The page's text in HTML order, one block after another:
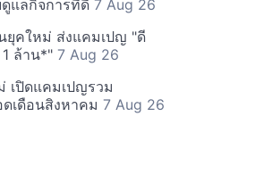
แลกิจการที่ดี 7 Aug 26
ยุคใหม่ ส่งแคมเปญ "ดี
ล้าน*" 7 Aug 26
เปิดแคมเปญรวม
เดือนสิงหาคม 7 Aug 26